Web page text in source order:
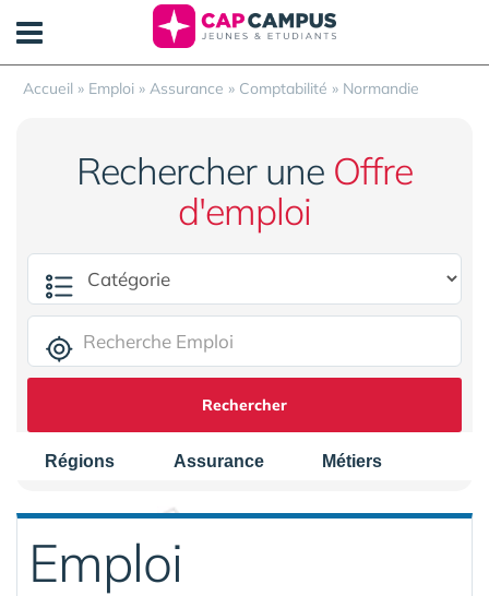
Accueil » Emploi » Assurance » Comptabilité » Normandie
Rechercher une Offre
d'emploi
Rechercher
Régions Assurance Métiers
Emploi
Panneau de gestion des cookies